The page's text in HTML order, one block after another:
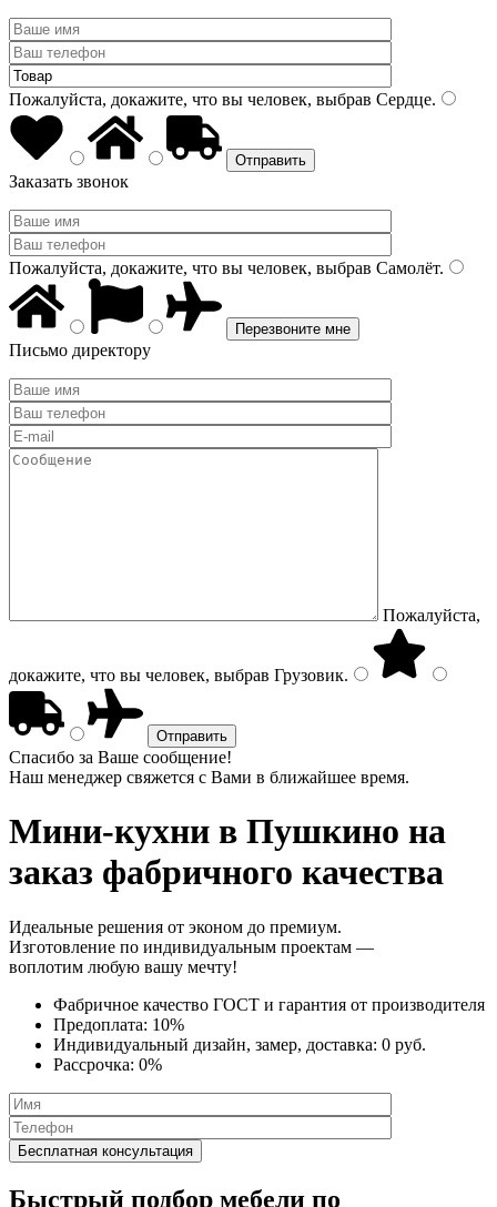
Пожалуйста, докажите, что вы человек, выбрав Сердце.
Заказать звонок
Пожалуйста, докажите, что вы человек, выбрав Самолёт.
Письмо директору
Пожалуйста,
докажите, что вы человек, выбрав Грузовик.
Спасибо за Ваше сообщение!
Наш менеджер свяжется с Вами в ближайшее время.
Мини-кухни в Пушкино на
заказ фабричного качества
Идеальные решения от эконом до премиум.
Изготовление по индивидуальным проектам —
воплотим любую вашу мечту!
Фабричное качество ГОСТ и гарантия от производителя
Предоплата: 10%
Индивидуальный дизайн, замер, доставка: 0 руб.
Рассрочка: 0%
Быстрый подбор мебели по